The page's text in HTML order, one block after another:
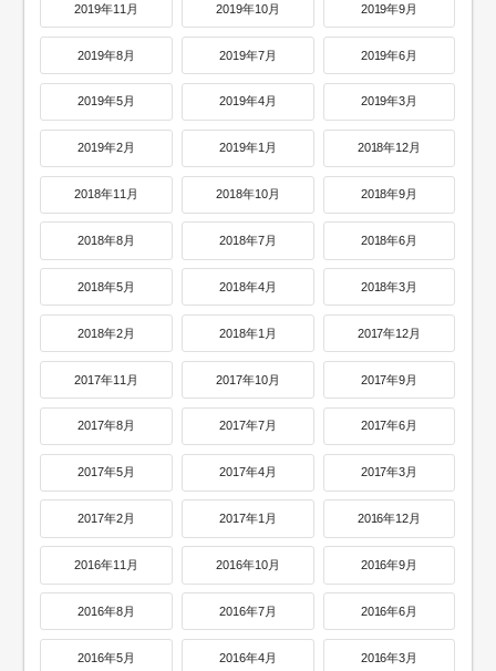
2019年11月 2019年10月 2019年9月
2019年8月 2019年7月 2019年6月
2019年5月 2019年4月 2019年3月
2019年2月 2019年1月 2018年12月
2018年11月 2018年10月 2018年9月
2018年8月 2018年7月 2018年6月
2018年5月 2018年4月 2018年3月
2018年2月 2018年1月 2017年12月
2017年11月 2017年10月 2017年9月
2017年8月 2017年7月 2017年6月
2017年5月 2017年4月 2017年3月
2017年2月 2017年1月 2016年12月
2016年11月 2016年10月 2016年9月
2016年8月 2016年7月 2016年6月
2016年5月 2016年4月 2016年3月